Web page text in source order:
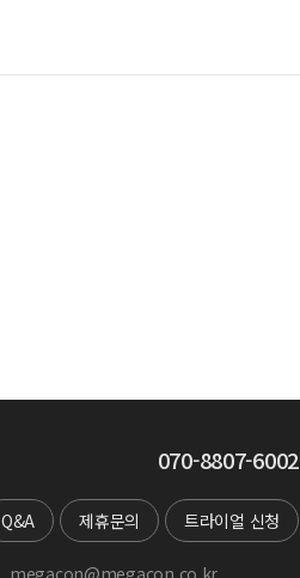
070-8807-6002
Q&A 제휴문의 트라이얼 신청